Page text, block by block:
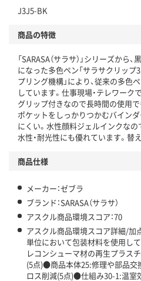
仕組
この商品の環境配慮ポイントです
アスクル商品環境スコア詳細／加
J3J5-BK
商品の特徴
「SARASA（サラサ）」シリーズから
になった多色ペン「サラサクリップ
プリング機構」により、従来の多色
しています。仕事現場・テレワーク
グリップ付きなので長時間の使用
ポケットをしっかりつかむバイン
にくい。水性顔料ジェルインクな
水性・耐光性にも優れています。替
商品仕様
メーカー：ゼブラ
ブランド：SARASA（サラサ）
アスクル商品環境スコア：70
アスクル商品環境スコア詳細/加
単位において包装材料を使用し
レコンシューマ材の再生プラス
(5点)●商品本体25:修理や部品交
ロス削減(5点)●仕組み30-1:温室